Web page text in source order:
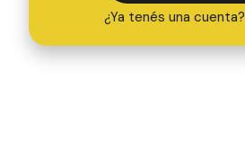
¿Ya tenés una cuenta?